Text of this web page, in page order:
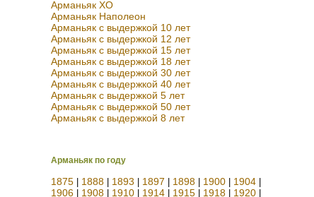
Арманьяк XO
Арманьяк Наполеон
Арманьяк с выдержкой 10 лет
Арманьяк с выдержкой 12 лет
Арманьяк с выдержкой 15 лет
Арманьяк с выдержкой 18 лет
Арманьяк с выдержкой 30 лет
Арманьяк с выдержкой 40 лет
Арманьяк с выдержкой 5 лет
Арманьяк с выдержкой 50 лет
Арманьяк с выдержкой 8 лет
Арманьяк по году
1875 1888 1893 1897 1898 1900 1904
1906 1908 1910 1914 1915 1918 1920